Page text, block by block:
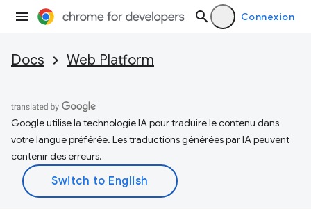
Connexion
Docs Web Platform
Google utilise la technologie IA pour traduire le contenu dans
votre langue préférée. Les traductions générées par IA peuvent
contenir des erreurs.